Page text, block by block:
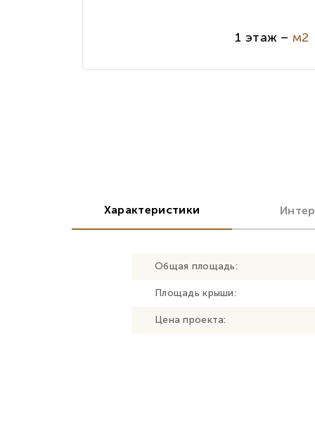
1 этаж – м2
Характеристики
Общая площадь:
Площадь крыши:
Цена проекта: